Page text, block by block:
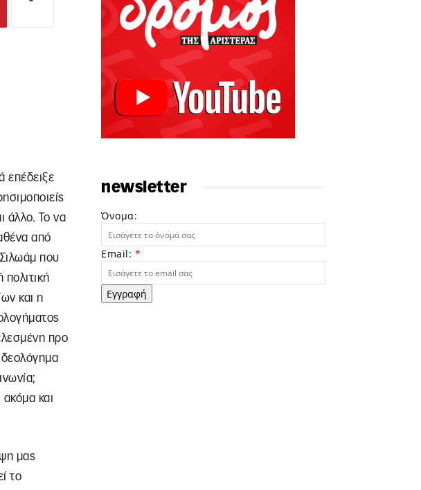
επέδειξε
άλλο. Το να
από
που
πολιτική
και η
προ
και
μας
το
newsletter
Όνομα:
Email: *
Εγγραφή